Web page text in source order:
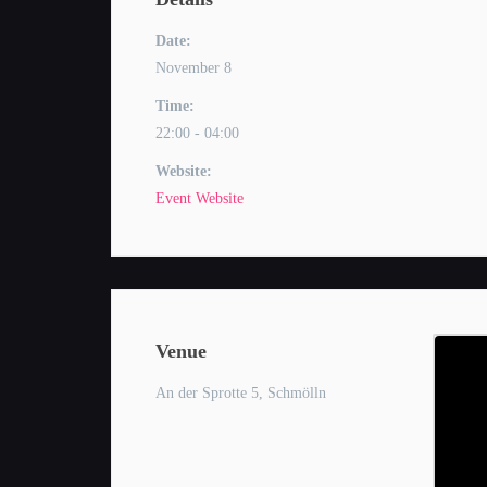
Date:
November 8
Time:
22:00 - 04:00
Website:
Event Website
Venue
An der Sprotte 5, Schmölln